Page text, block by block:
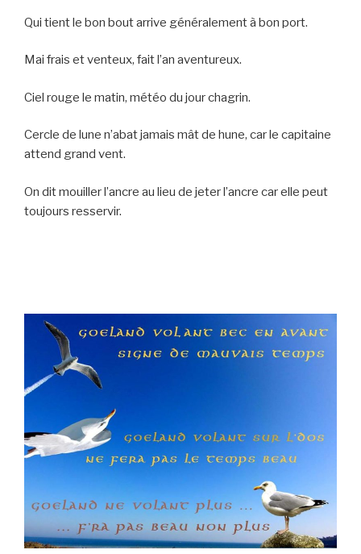
Qui tient le bon bout arrive généralement à bon port.
Mai frais et venteux, fait l’an aventureux.
Ciel rouge le matin, météo du jour chagrin.
Cercle de lune n’abat jamais mât de hune, car le capitaine
attend grand vent.
On dit mouiller l’ancre au lieu de jeter l’ancre car elle peut
toujours resservir.